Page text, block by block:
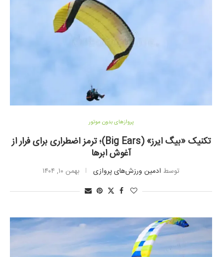
پروازهای بدون موتور
تکنیک «بیگ ایرز» (Big Ears)؛ ترمز اضطراری برای فرار از
آغوش ابرها
توسط ادمین ورزش‌های پروازی بهمن ۱۰, ۱۴۰۴